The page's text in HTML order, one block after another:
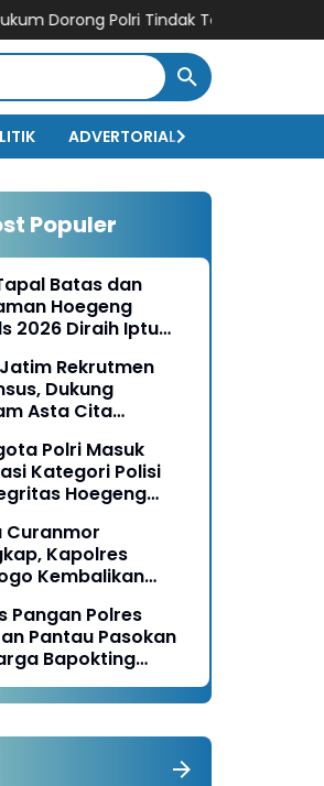
Polri Tindak Tegas Konten Medsos
ADVERTORIAL
Populer
Batas dan
Hoegeng
2026 Diraih Iptu
Humanis di
Rekrutmen
Dukung
Asta Cita
Polri Masuk
Kategori Polisi
Hoegeng
Curanmor
Kapolres
Kembalikan
Pangan Polres
Pantau Pasokan
Bapokting